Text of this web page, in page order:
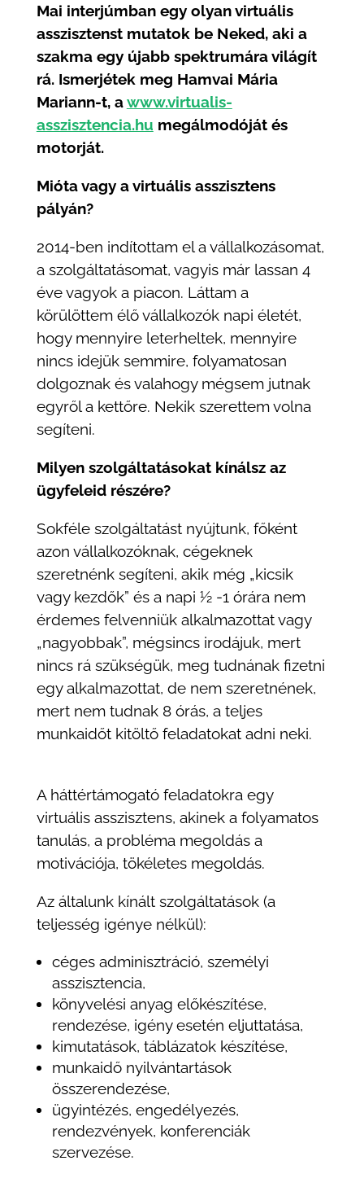
Mai interjúmban egy olyan virtuális
asszisztenst mutatok be Neked, aki a
szakma egy újabb spektrumára világít
rá. Ismerjétek meg Hamvai Mária
Mariann-t, awww.virtualis-
asszisztencia.hu megálmodóját és
motorját.
Mióta vagy a virtuális asszisztens
pályán?
2014-ben indítottam el a vállalkozásomat,
a szolgáltatásomat, vagyis már lassan 4
éve vagyok a piacon. Láttam a
körülöttem élő vállalkozók napi életét,
hogy mennyire leterheltek, mennyire
nincs idejük semmire, folyamatosan
dolgoznak és valahogy mégsem jutnak
egyről a kettőre. Nekik szerettem volna
segíteni.
Milyen szolgáltatásokat kínálsz az
ügyfeleid részére?
Sokféle szolgáltatást nyújtunk, főként
azon vállalkozóknak, cégeknek
szeretnénk segíteni, akik még „kicsik
vagy kezdők” és a napi ½ -1 órára nem
érdemes felvenniük alkalmazottat vagy
„nagyobbak”, mégsincs irodájuk, mert
nincs rá szükségük, meg tudnának fizetni
egy alkalmazottat, de nem szeretnének,
mert nem tudnak 8 órás, a teljes
munkaidőt kitöltő feladatokat adni neki.
A háttértámogató feladatokra egy
virtuális asszisztens, akinek a folyamatos
tanulás, a probléma megoldás a
motivációja, tökéletes megoldás.
Az általunk kínált szolgáltatások (a
teljesség igénye nélkül):
céges adminisztráció, személyi
asszisztencia,
könyvelési anyag előkészítése,
rendezése, igény esetén eljuttatása,
kimutatások, táblázatok készítése,
munkaidő nyilvántartások
összerendezése,
ügyintézés, engedélyezés,
rendezvények, konferenciák
szervezése.